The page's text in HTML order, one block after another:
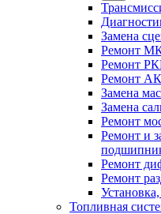
Замена
Ремонт
Ремонт
Ремонт
Замена
Замена
Ремонт
Ремонт и
Ремонт
Ремонт
Топливная